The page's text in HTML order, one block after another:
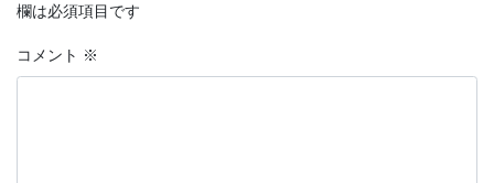
欄は必須項目です
コメント ※